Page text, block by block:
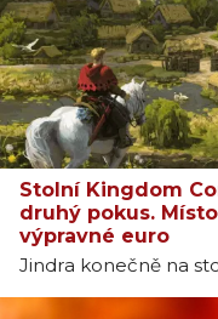
Stolní Kingdom
druhý pokus.
výpravné euro
Jindra konečně na